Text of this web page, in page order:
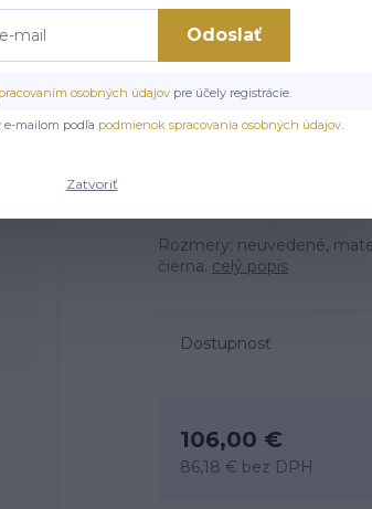
NOTTI LEO jedálenská stolička, nohy čierny mat/
stolička, nohy
Rozmery: neuvedené,
čierna. celý popis
Dostupnosť
106,00 €
86,18 € bez DPH
Odoslať
osobných údajov pre účely registrácie.
mailom podľa podmienok spracovania osobných údajov.
Zatvoriť